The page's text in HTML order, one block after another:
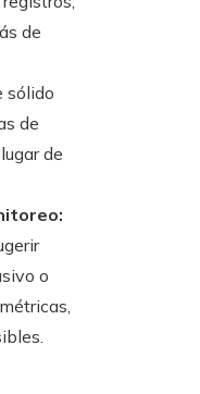
de
sólido
de
de
o